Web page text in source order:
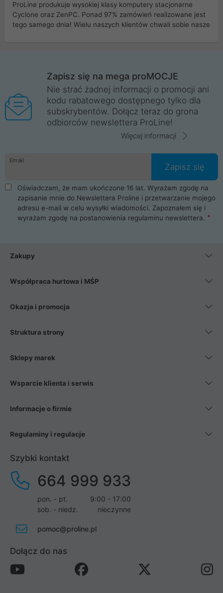
ProLine produkuje wysokiej klasy komputery stacjonarne
Cyclone oraz ZenPC. Ponad 97% zamówień realizowane jest
tego samego dnia! Wielu naszych klientów chwali sobie nasze
Wrocław, Poznań, Legnica, Katowice, Gliwice, Kalisz, Bytom,
Trzebnica, Opole. Szybka i profesjonalna obsługa!
ProLine to polska firma ze 100% polskim kapitałem. Działamy
legalnie i płacimy podatki w naszym kraju! Posiadamy siedzibę
główną w Mirkowie oraz salony na terenie kraju. Cała
komunikacja ze sklepem komputerowym ProLine jest
danych osobowych. Dlatego zakup notebooka albo laptopa w
ProLine to czysta przyjemność i pełne bezpieczeństwo.
Zaopatrzysz się u nas w akcesoria i części komputerowe
takie jak procesory, karty graficzne, płyty główne, pamięci,
dyski SSD, M.2 oraz HDD. Nasi pracownicy pomogą Ci wybrać
najlepszy zasilacz komputerowy oraz obudowę do komputera.
Poza komputerami mamy również najlepsze na rynku
Smartfony takich producentów jak Xiaomi, Apple, Samsung i
wentylatory. Na koniec mając już to wszystko, możesz
Zapisz się na mega proMOCJE
Nie strać żadnej informacji o promocji ani
kodu rabatowego dostępnego tylko dla
subskrybentów. Dołącz teraz do grona
odbiorców newslettera ProLine!
Więcej informacji
Email
Zapisz się
Oświadczam, że mam ukończone 16 lat. Wyrażam zgodę na
zapisanie mnie do Newslettera Proline i przetwarzanie mojego
adresu e-mail w celu wysyłki wiadomości. Zapoznałem się i
wyrażam zgodę na postanowienia regulaminu newslettera.
Zakupy
Współpraca hurtowa i MŚP
Okazja i promocja
Struktura strony
Sklepy marek
Wsparcie klienta i serwis
Informacje o firmie
Regulaminy i regulacje
Szybki kontakt
664 999 933
pon. - pt.
9:00 - 17:00
sob. - niedz.
nieczynne
pomoc@proline.pl
Dołącz do nas